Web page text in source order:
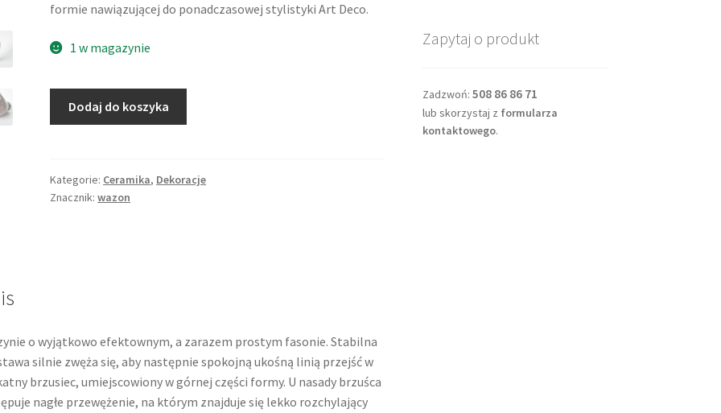
formie nawiązującej do ponadczasowej stylistyki Art Deco.
1 w magazynie
Efektowny
zjawiskowe
szkliwo,
Dodaj do koszyka
Kategorie: Ceramika, Dekoracje
Znacznik:wazon
o wyjątkowo efektownym, a zarazem prostym fasonie. Stabilna
silnie zwęża się, aby następnie spokojną ukośną linią przejść w
brzusiec, umiejscowiony w górnej części formy. U nasady brzuśca
nagłe przewężenie, na którym znajduje się lekko rozchylający
Zapytaj o produkt
Zadzwoń: 508 86 86 71
lub skorzystaj z formularza
kontaktowego.